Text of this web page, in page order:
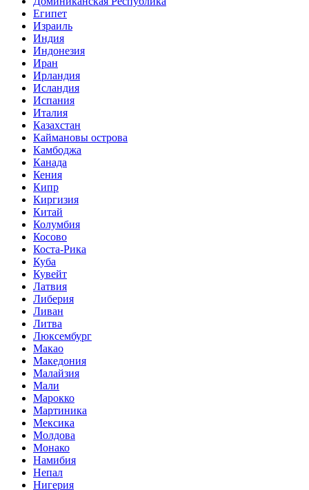
Египет
Израиль
Индия
Индонезия
Иран
Ирландия
Исландия
Испания
Италия
Казахстан
Каймановы острова
Камбоджа
Канада
Кения
Кипр
Киргизия
Китай
Колумбия
Косово
Коста-Рика
Куба
Кувейт
Латвия
Либерия
Ливан
Литва
Люксембург
Макао
Македония
Малайзия
Мали
Марокко
Мартиника
Мексика
Молдова
Монако
Намибия
Непал
Нигерия